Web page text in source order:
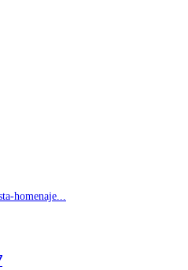
homenaje...